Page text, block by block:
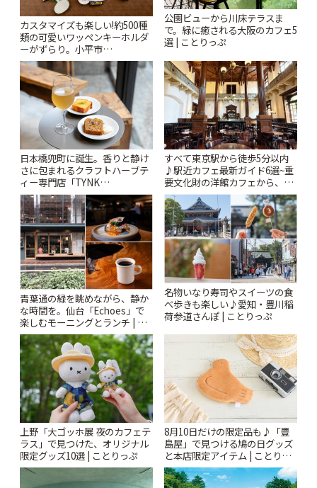
カスタマイズも楽しい!約500種
類の可愛いワッペンキーホルダ
ーがずらり。小平市
「Kimamaya T&K」 | ことりっ
ぷ
公園ビューから川床テラスま
で。緑に癒される大阪のカフェ5
選 | ことりっぷ
日本橋兜町に誕生。香りと静け
さに包まれるクラフトハーブテ
ィー専門店「TYNK
Kabutocho」 | ことりっぷ
すべて東京駅から徒歩5分以内
♪駅近カフェ最新ガイド6選~重
要文化財の洋館カフェから、改
札すぐのレトロ喫茶まで~ | こと
りっぷ
青葉通の緑を眺めながら、静か
な時間を。仙台「Echoes」で
楽しむモーニングとランチ | こ
とりっぷ
名物いなり寿司やスイーツの食
べ歩きも楽しい♪愛知・豊川稲
荷参道さんぽ | ことりっぷ
上野「大ゴッホ展 夜のカフェテ
ラス」で見つけた、オリジナル
限定グッズ10選 | ことりっぷ
8月10日だけの限定品も♪「豊
島屋」で見つける鳩の日グッズ
と本店限定アイテム | ことりっ
ぷ